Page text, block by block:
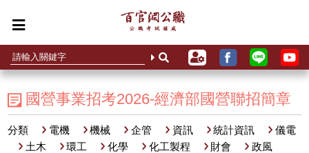
國營事業招考2026-經濟部國營聯招簡章
分類 電機 機械 企管 資訊 統計資訊
儀電
土木
環工 化學 化工製程 財會
政風